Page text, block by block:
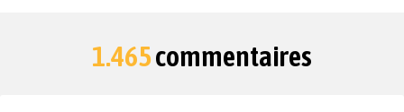
1.465commentaires